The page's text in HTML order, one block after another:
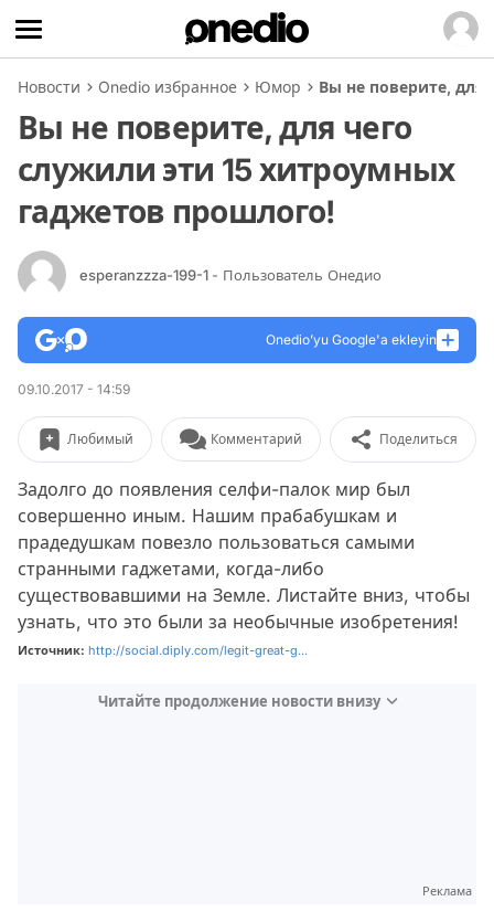
Новости Onedio избранное Юмор Вы не поверите, для
Вы не поверите, для чего
служили эти 15 хитроумных
гаджетов прошлого!
esperanzzza-199-1 - Пользователь Онедио
Onedio’yu Google'a ekleyin
09.10.2017 - 14:59
Любимый Комментарий Поделиться
Задолго до появления селфи-палок мир был
совершенно иным. Нашим прабабушкам и
прадедушкам повезло пользоваться самыми
странными гаджетами, когда-либо
существовавшими на Земле. Листайте вниз, чтобы
узнать, что это были за необычные изобретения!
Источник: http://social.diply.com/legit-great-g...
Читайте продолжение новости внизу
Реклама